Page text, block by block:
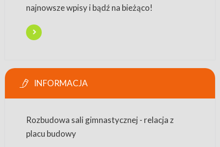
najnowsze wpisy i bądź na bieżąco!
INFORMACJA
Rozbudowa sali gimnastycznej - relacja z
placu budowy